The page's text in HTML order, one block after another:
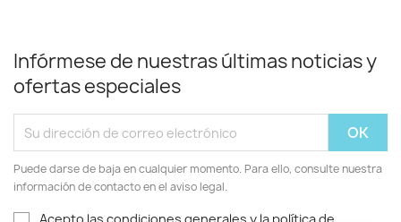
Infórmese de nuestras últimas noticias y
ofertas especiales
Puede darse de baja en cualquier momento. Para ello, consulte nuestra
información de contacto en el aviso legal.